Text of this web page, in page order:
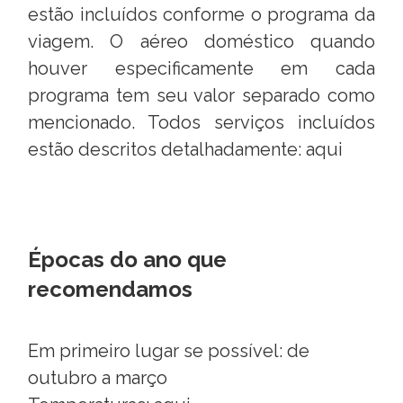
estão incluídos conforme o programa da
viagem. O aéreo doméstico quando
houver especificamente em cada
programa tem seu valor separado como
mencionado. Todos serviços incluídos
estão descritos detalhadamente:aqui
Épocas do ano que
recomendamos
Em primeiro lugar se possível: de
outubro a março